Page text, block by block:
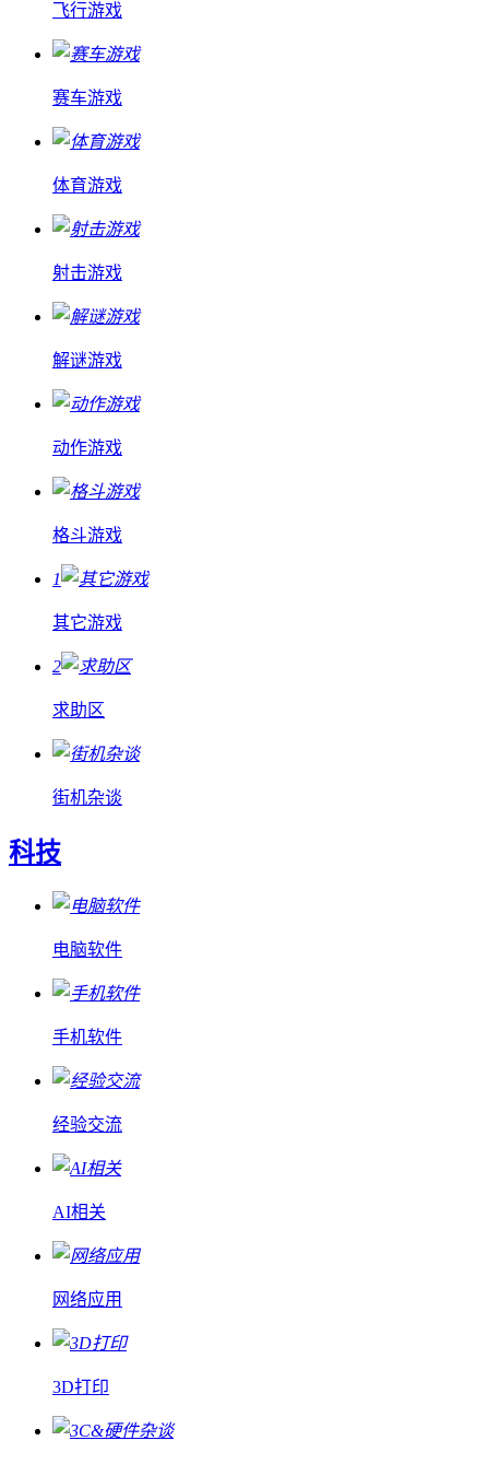
飞行游戏
赛车游戏
体育游戏
射击游戏
解谜游戏
动作游戏
格斗游戏
1
其它游戏
2
求助区
街机杂谈
科技
电脑软件
手机软件
经验交流
AI相关
网络应用
3D打印